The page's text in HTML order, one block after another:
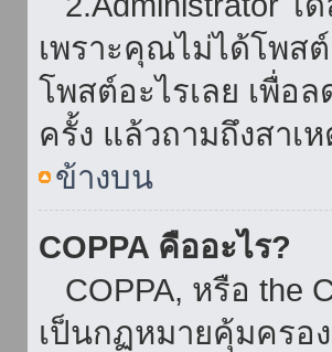
เพราะคุณไม่ได้โพส
โพสต์อะไรเลย เพื่
ครั้ง แล้วถามถึงสาเ
ข้างบน
COPPA คืออะไร?
COPPA, หรือ the
เป็นกฏหมายคุ้มครอ